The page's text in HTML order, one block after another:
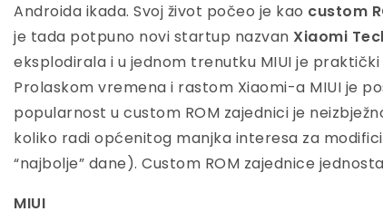
Androida ikada. Svoj život počeo je kao custom
je tada potpuno novi startup nazvan Xiaomi
eksplodirala i u jednom trenutku MIUI je
Prolaskom vremena i rastom Xiaomi-a MIUI je
popularnost u custom ROM zajednici je
koliko radi općenitog manjka interesa za
“najbolje” dane). Custom ROM zajednice
MIUI